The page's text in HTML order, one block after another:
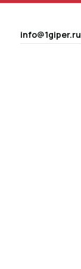
info@1giper.ru